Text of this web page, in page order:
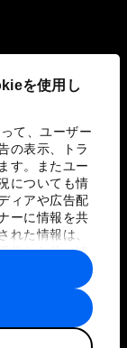
を使用し
て、ユーザー
の表示、トラ
す。またユー
についても情
ィアや広告配
ーに情報を共
れた情報は、
供した他の情
を使用した際
され、各パー
とがありま